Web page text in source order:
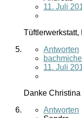
11. Juli
Tüftlerwerkstatt,
Antworten
11. Juli
Danke
Antworten